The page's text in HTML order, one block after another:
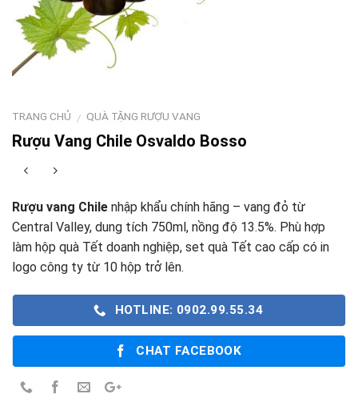
TRANG CHỦ / QUÀ TẶNG RƯỢU VANG
Rượu Vang Chile Osvaldo Bosso
Rượu vang Chile nhập khẩu chính hãng – vang đỏ từ
Central Valley, dung tích 750ml, nồng độ 13.5%. Phù hợp
làm hộp quà Tết doanh nghiệp, set quà Tết cao cấp có in
logo công ty từ 10 hộp trở lên.
HOTLINE: 0902.99.55.34
CHAT FACEBOOK